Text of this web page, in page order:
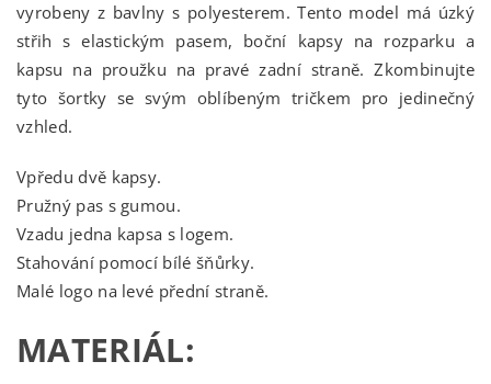
vyrobeny z bavlny s polyesterem. Tento model má úzký
střih s elastickým pasem, boční kapsy na rozparku a
kapsu na proužku na pravé zadní straně. Zkombinujte
tyto šortky se svým oblíbeným tričkem pro jedinečný
vzhled.
Vpředu dvě kapsy.
Pružný pas s gumou.
Vzadu jedna kapsa s logem.
Stahování pomocí bílé šňůrky.
Malé logo na levé přední straně.
MATERIÁL: